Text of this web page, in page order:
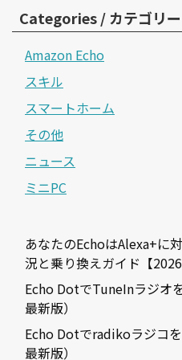
Categories / カテゴリー
Amazon Echo
スキル
スマートホーム
その他
ニュース
ミニPC
あなたのEchoはAlexa+に
況と乗り換えガイド【2026
Echo DotでTuneInラジオ
最新版）
Echo Dotでradikoラジコ
最新版）